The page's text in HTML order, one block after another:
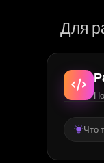
Для
Что